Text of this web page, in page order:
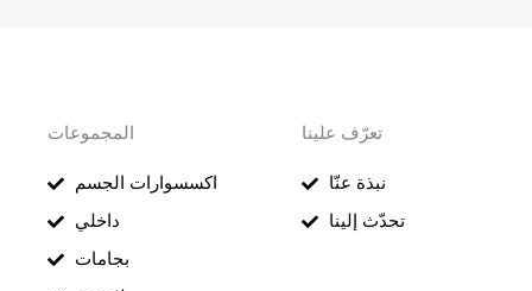
المجموعات
اكسسوارات الجسم
داخلي
بجامات
تعرّف علينا
نبذة عنّا
تحدّث إلينا